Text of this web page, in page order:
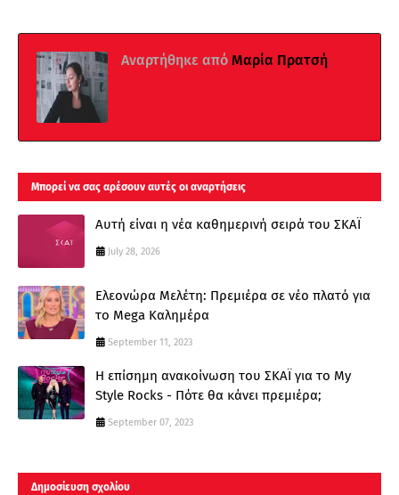
Αναρτήθηκε από Μαρία Πρατσή
Μπορεί να σας αρέσουν αυτές οι αναρτήσεις
Αυτή είναι η νέα καθημερινή σειρά του ΣΚΑΪ
July 28, 2026
Ελεονώρα Μελέτη: Πρεμιέρα σε νέο πλατό για
το Mega Καλημέρα
September 11, 2023
Η επίσημη ανακοίνωση του ΣΚΑΪ για το My
Style Rocks - Πότε θα κάνει πρεμιέρα;
September 07, 2023
Δημοσίευση σχολίου